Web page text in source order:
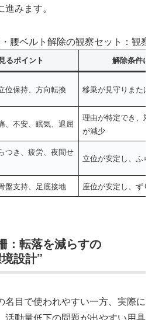
みます。
腰ベルト解除の観察セット：観
見るポイント 解除条件に
位保持、方向転換 移乗が見守りまたは
、不安、眠気、退屈
理由が特定でき、対
が減少
つき、疲労、夜間せ
立位が安定し、ふら
盤支持、足底接地 座位が安定し、ずり
：転落を減らすの
設計”
名目で使われやすい一方、実際に
活動量低下の問題が出やすい用具